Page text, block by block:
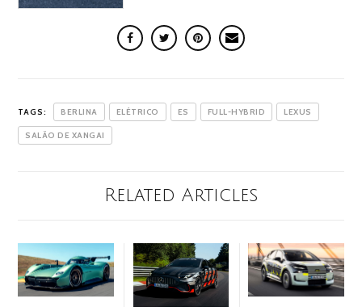
TAGS: BERLINA ELÉTRICO ES FULL-HYBRID LEXUS
SALÃO DE XANGAI
Related Articles